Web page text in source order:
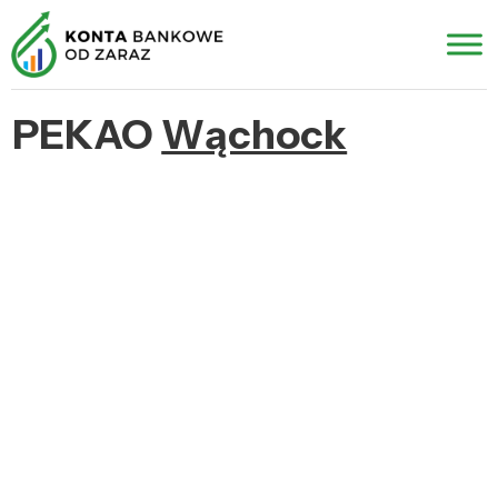
PEKAO Wąchock